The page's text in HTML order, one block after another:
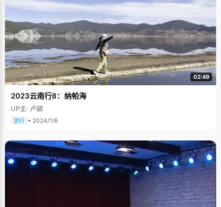
02:49
2023云南行8：纳帕海
UP主: 卢颖
旅行 • 2024/1/6